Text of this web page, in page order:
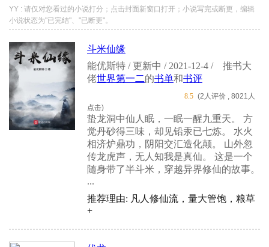
YY : 请仅对您看过的小说打分；点击封面新窗口打开；小说写完或断更，编辑
小说状态为"已完结"、"已断更"。
斗米仙缘
能优斯特 / 更新中 / 2021-12-4 /
推书大
佬世界第一二的书单和书评
8.5 (2人评价 , 8021人
点击)
蛰龙洞中仙人眠，一眠一醒九重天。 方
觉丹砂得三味，却见铅汞已七炼。 水火
相济炉鼎功，阴阳交汇造化颠。 山外忽
传龙虎声，无人知我是真仙。 这是一个
随身带了半斗米，穿越异界修仙的故事。
...
推荐理由: 凡人修仙流，量大管饱，粮草
+